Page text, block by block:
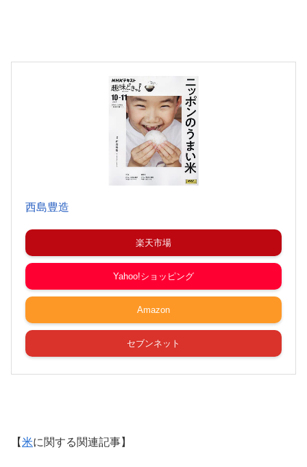
西島豊造
楽天市場
Yahoo!ショッピング
Amazon
セブンネット
【米に関する関連記事】